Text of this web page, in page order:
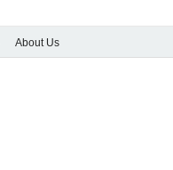
About Us